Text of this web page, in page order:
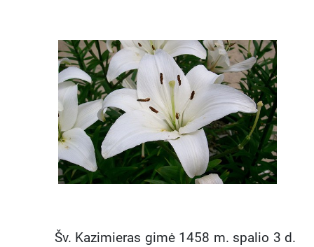
Šv. Kazimieras gimė 1458 m. spalio 3 d.